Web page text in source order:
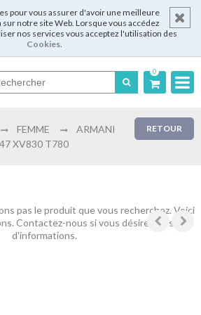
pour vous assurer d'avoir une meilleure
notre site Web. Lorsque vous accédez
nos services vous acceptez l'utilisation des
Cookies.
0
English RETOUR
FEMME
ARMANI
XV830 T780
pas le produit que vous recherchez. Voici
Contactez-nous si vous désirez plus
d'informations.